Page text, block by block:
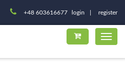
+48 603616677 login register